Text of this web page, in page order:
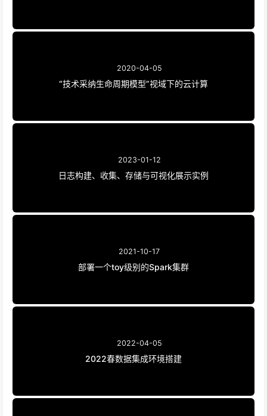
2020-04-05
“技术采纳生命周期模型”视域下的云计算
2023-01-12
日志构建、收集、存储与可视化展示实例
2021-10-17
部署一个toy级别的Spark集群
2022-04-05
2022春数据集成环境搭建